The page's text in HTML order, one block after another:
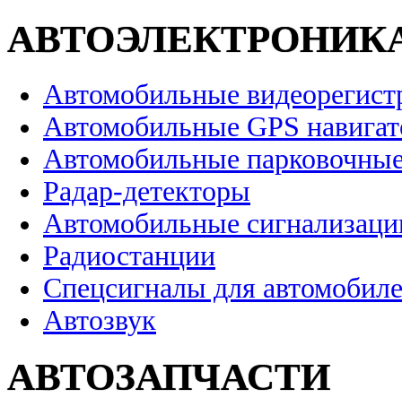
Автомобильные
Автомобильные GPS
Автомобильные
Радар-детекторы
Автомобильные
Радиостанции
Спецсигналы для
Автозвук
АВТОЗАПЧАСТИ